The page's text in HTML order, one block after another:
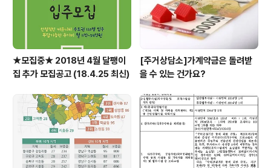
★모집중★ 2018년 4월 달팽이
집 추가 모집공고 (18.4.25 최신)
[주거상담소]가계약금은 돌려받
을 수 있는 건가요?